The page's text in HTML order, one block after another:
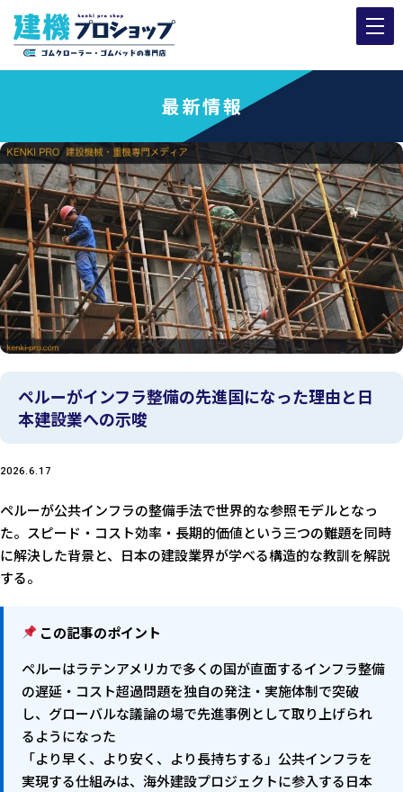
最新情報
ペルーがインフラ整備の先進国になった理由と日
本建設業への示唆
2026.6.17
ペルーが公共インフラの整備手法で世界的な参照モデルとなっ
た。スピード・コスト効率・長期的価値という三つの難題を同時
に解決した背景と、日本の建設業界が学べる構造的な教訓を解説
する。
この記事のポイント
ペルーはラテンアメリカで多くの国が直面するインフラ整備
の遅延・コスト超過問題を独自の発注・実施体制で突破
し、グローバルな議論の場で先進事例として取り上げられ
るようになった
「より早く、より安く、より長持ちする」公共インフラを
実現する仕組みは、海外建設プロジェクトに参入する日本